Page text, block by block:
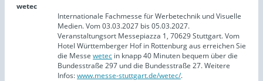
wetec
Internationale Fachmesse für Werbetechnik und Visuelle
Medien. Vom 03.03.2027 bis 05.03.2027.
Veranstaltungsort Messepiazza 1, 70629 Stuttgart. Vom
Hotel Württemberger Hof in Rottenburg aus erreichen Sie
die Messe wetec in knapp 40 Minuten bequem über die
Bundesstraße 297 und die Bundesstraße 27. Weitere
Infos:www.messe-stuttgart.de/wetec/.